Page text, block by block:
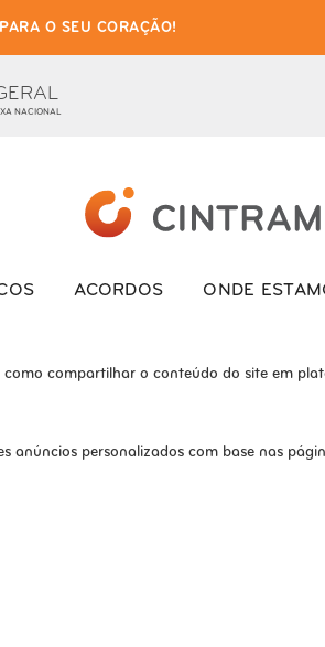
de cookies
para lhe oferecer uma boa experiência
e o site não funcionará da maneira
interagem com o site. Esses cookies
compartilhar o conteúdo do site em
anúncios personalizados com base nas
O SEU CORAÇÃO!
NACIONAL
ACORDOS ONDE